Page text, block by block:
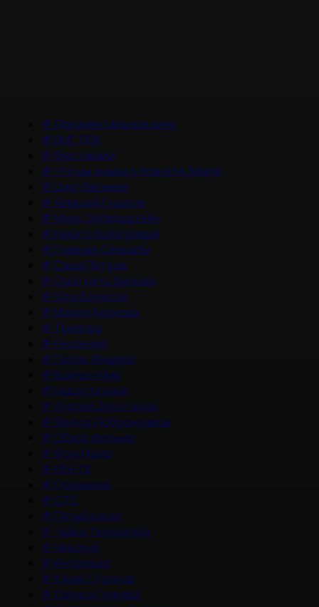
# Документальное кино
# НМГ ДОК
# Фестивали
# Что мы знаем о планете Земля
# Цикл Великие
#Алексей Гуськов
# Марк Эйдельштейн
# Никита Кологривый
# Главные Сериалы
# Саша Петров
# Смотреть фильмы
# Юра Борисов
# Мария Аронова
# Трейлер
# Рецензия
# После Фишера
# Война и Мир
# Новости кино
#Андрей Золотарев
# Федор Добронравов
# Обзор фильма
# Фонд Кино
# РЕН ТВ
# Домашний
# СТС
# Пятый канал
# Чайка Терешкова
# Невский
# Интервью
# Юрий Стоянов
#Лариса Гузеева